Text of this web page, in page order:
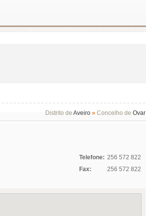
Distrito de Aveiro » Concelho de Ovar
Telefone: 256 572 822
Fax:
256 572 822